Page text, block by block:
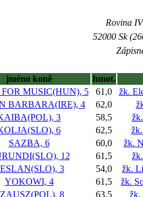
Rovina
52000 Sk
jméno koně
hmot.
MUSIC(HUN), 5 61,0
žk.
BARBARA(IRE), 4 62,0
3 58,5
6 62,5
SAZBA, 6 60,0
žk.
12 61,5
3 54,0
žk.
YOKOWI, 4 61,5
žk.
8 63,5
žk.